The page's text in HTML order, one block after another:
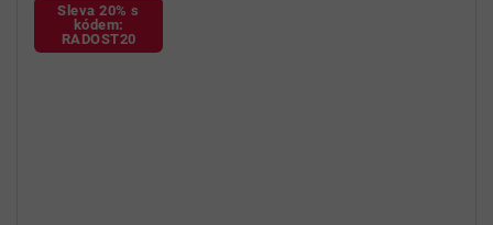
Sleva 20% s
kódem:
RADOST20